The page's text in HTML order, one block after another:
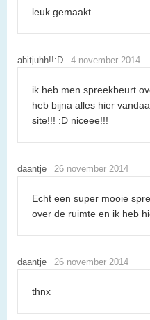
leuk gemaakt
abitjuhh!!:D 4 november 2014
ik heb men spreekbeurt
heb bijna alles hier
site!!! :D niceee!!!
daantje 26 november 2014
Echt een super mooie
over de ruimte en ik heb
daantje 26 november 2014
thnx